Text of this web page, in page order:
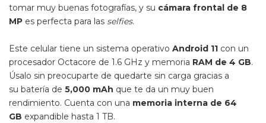
tomar muy buenas fotografías, y su cámara frontal de 8
MP es perfecta para las selfies.
Este celular tiene un sistema operativo Android 11 con un
procesador Octacore de 1.6 GHz y memoria RAM de 4 GB.
Úsalo sin preocuparte de quedarte sin carga gracias a
su batería de 5,000 mAh que te da un muy buen
rendimiento. Cuenta con una memoria interna de 64
GB expandible hasta 1 TB.